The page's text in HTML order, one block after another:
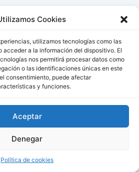
Cookies
utilizamos tecnologías como las
acceder a la información del dispositivo. El
nos permitirá procesar datos como
o las identificaciones únicas en este
consentimiento, puede afectar
y funciones.
Aceptar
Denegar
Política de cookies
2026 San Miguel De Los Bancos |